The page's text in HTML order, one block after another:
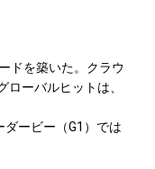
ドを築いた。クラウ
ーバルヒットは、
ービー（G1）では